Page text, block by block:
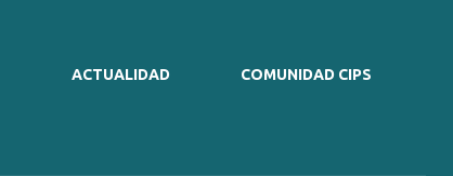
ACTUALIDAD COMUNIDAD CIPS